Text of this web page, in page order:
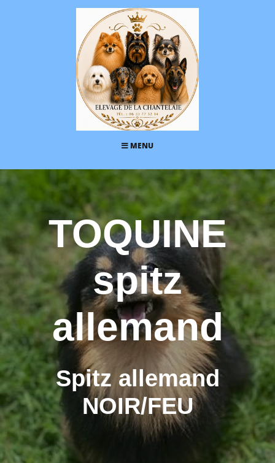
MENU
TOQUINE
spitz
allemand
Spitz allemand
NOIR/FEU